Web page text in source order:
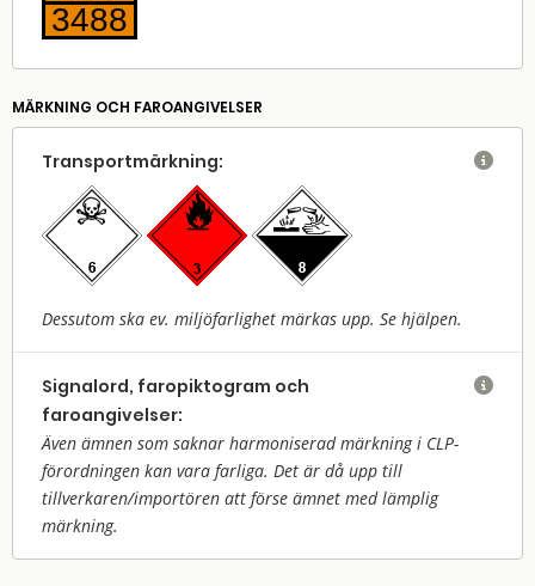
3488
MÄRKNING OCH FAROANGIVELSER
Transport­märkning:
Dessutom ska ev. miljöfarlighet märkas upp. Se hjälpen.

Signalord, faropiktogram och
faroangivelser:
Även ämnen som saknar harmoniserad märkning i CLP-
förordningen kan vara farliga. Det är då upp till
tillverkaren/importören att förse ämnet med lämplig
märkning.
